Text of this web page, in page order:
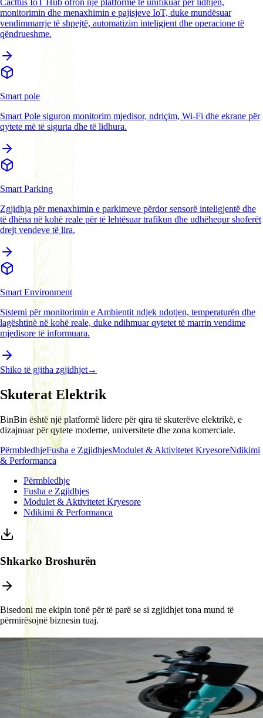
Cacttus IoT Hub ofron një platformë të unifikuar për lidhjen,
monitorimin dhe menaxhimin e pajisjeve IoT, duke mundësuar
vendimmarrje të shpejtë, automatizim inteligjent dhe operacione të
qëndrueshme.
Smart pole
Smart Pole siguron monitorim mjedisor, ndriçim, Wi-Fi dhe ekrane për
qytete më të sigurta dhe të lidhura.
Smart Parking
Zgjidhja për menaxhimin e parkimeve përdor sensorë inteligjentë dhe
të dhëna në kohë reale për të lehtësuar trafikun dhe udhëhequr shoferët
drejt vendeve të lira.
Smart Environment
Sistemi për monitorimin e Ambientit ndjek ndotjen, temperaturën dhe
lagështinë në kohë reale, duke ndihmuar qytetet të marrin vendime
mjedisore të informuara.
Shiko të gjitha zgjidhjet→
Skuterat Elektrik
BinBin është një platformë lidere për qira të skuterëve elektrikë, e
dizajnuar për qytete moderne, universitete dhe zona komerciale.
PërmbledhjeFusha e ZgjidhjesModulet & Aktivitetet KryesoreNdikimi
& Performanca
Përmbledhje
Fusha e Zgjidhjes
Modulet & Aktivitetet Kryesore
Ndikimi & Performanca
Shkarko Broshurën
Bisedoni me ekipin tonë për të parë se si zgjidhjet tona mund të
përmirësojnë biznesin tuaj.